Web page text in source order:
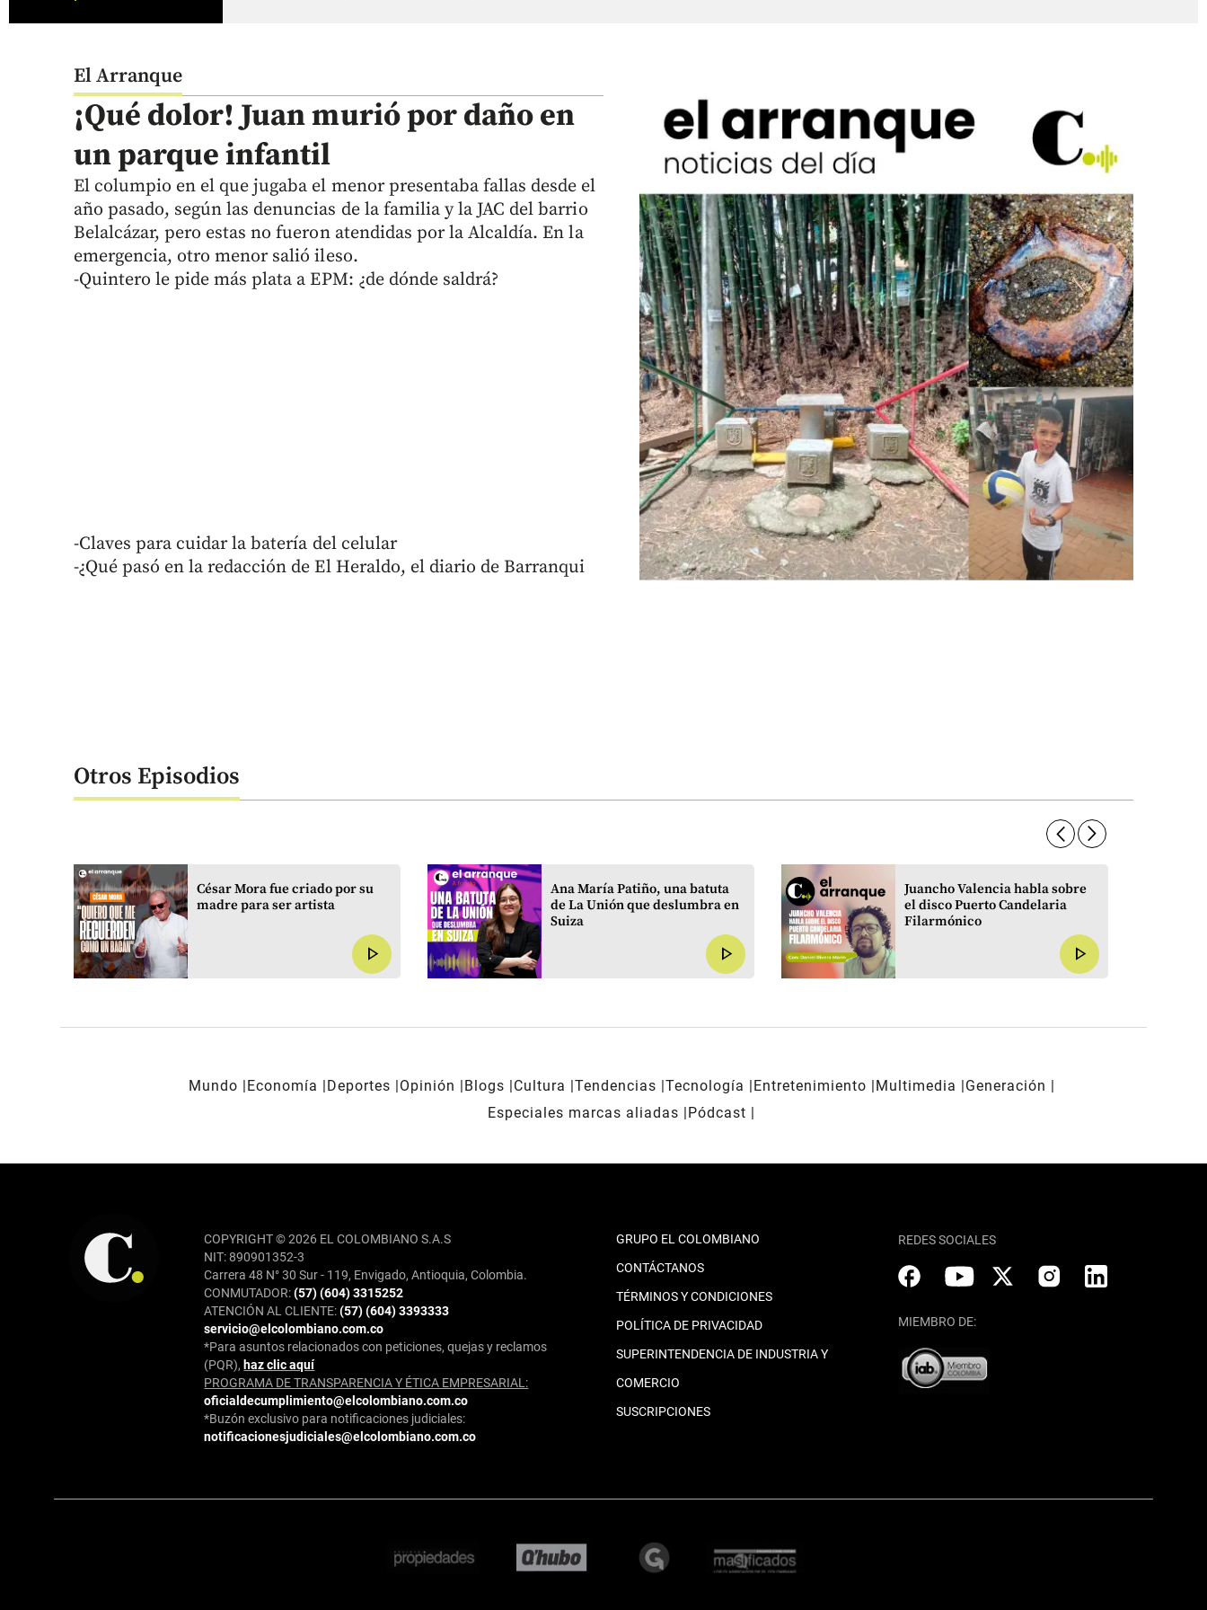
El Arranque
¡Qué dolor! Juan murió por daño en
un parque infantil
El columpio en el que jugaba el menor presentaba fallas desde el
año pasado, según las denuncias de la familia y la JAC del barrio
Belalcázar, pero estas no fueron atendidas por la Alcaldía. En la
emergencia, otro menor salió ileso.
-Quintero le pide más plata a EPM: ¿de dónde saldrá?
-Claves para cuidar la batería del celular
-¿Qué pasó en la redacción de El Heraldo, el diario de Barranqui
Otros Episodios
arrow_forward_ios
César Mora fue criado por su
madre para ser artista
play_arrow
Ana María Patiño, una batuta
de La Unión que deslumbra en
Suiza
play_arrow
Juancho Valencia habla sobre
el disco Puerto Candelaria
Filarmónico
play_arrow
arrow_forward_ios
Mundo Economía Deportes Opinión Blogs Cultura Tendencias Tecnología Entretenimiento Multimedia
Generación
Especiales marcas aliadas
Pódcast
COPYRIGHT © 2026 EL COLOMBIANO S.A.S
NIT: 890901352-3
Carrera 48 N° 30 Sur - 119, Envigado, Antioquia, Colombia.
CONMUTADOR:(57) (604) 3315252
ATENCIÓN AL CLIENTE:(57) (604) 3393333
servicio@elcolombiano.com.co
*Para asuntos relacionados con peticiones, quejas y reclamos
(PQR), haz clic aquí
PROGRAMA DE TRANSPARENCIA Y ÉTICA EMPRESARIAL:
oficialdecumplimiento@elcolombiano.com.co
*Buzón exclusivo para notificaciones judiciales:
notificacionesjudiciales@elcolombiano.com.co
GRUPO EL COLOMBIANO
CONTÁCTANOS
TÉRMINOS Y CONDICIONES
POLÍTICA DE PRIVACIDAD
SUPERINTENDENCIA DE INDUSTRIA Y
COMERCIO
SUSCRIPCIONES
REDES SOCIALES
MIEMBRO DE: